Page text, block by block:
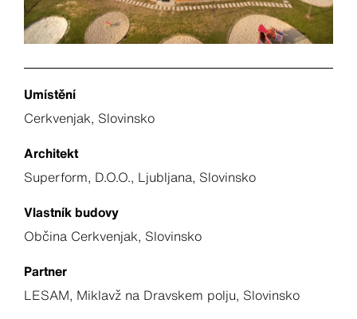
Umístění
Cerkvenjak, Slovinsko
Architekt
Superform, D.O.O., Ljubljana, Slovinsko
Vlastník budovy
Občina Cerkvenjak, Slovinsko
Partner
LESAM, Miklavž na Dravskem polju, Slovinsko